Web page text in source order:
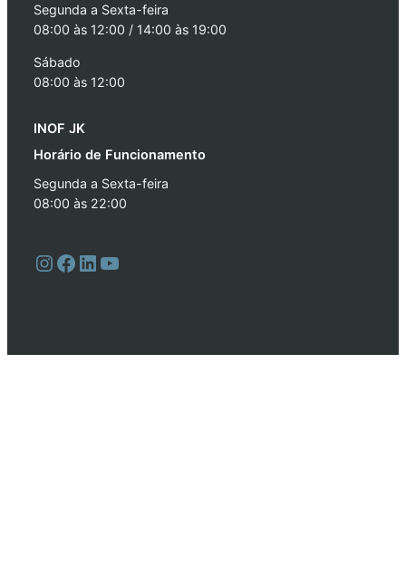
Segunda a Sexta-feira
08:00 às 12:00 / 14:00 às 19:00
Sábado
08:00 às 12:00
INOF JK
Horário de Funcionamento
Segunda a Sexta-feira
08:00 às 22:00
Instagram Facebook LinkedIn Youtube